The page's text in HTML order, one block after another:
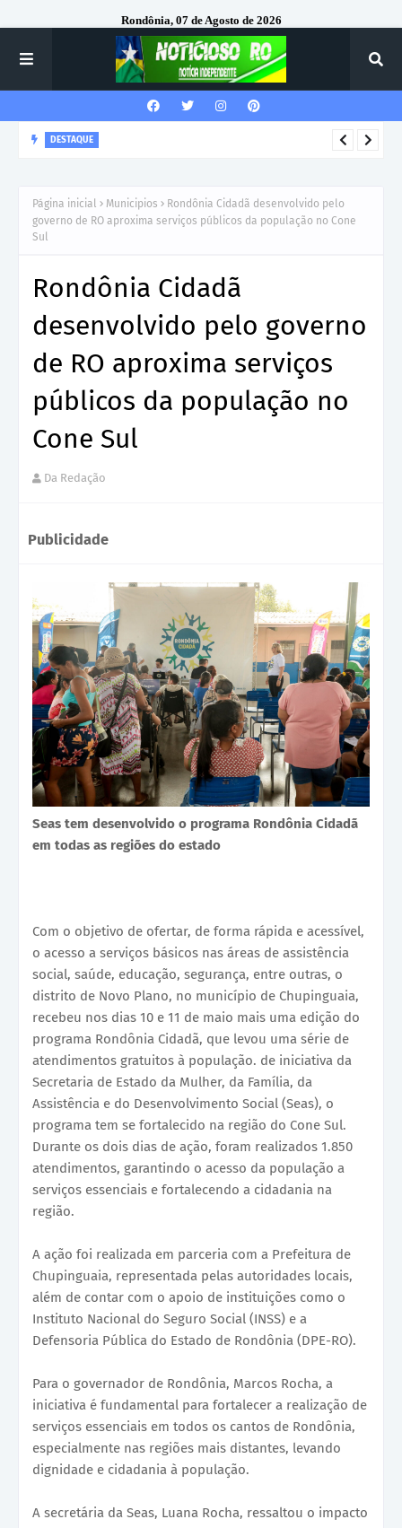
Rondônia, 07 de Agosto de 2026
DESTAQUE
Página inicial Municipios
Rondônia Cidadã desenvolvido pelo
governo de RO aproxima serviços públicos da população no Cone
Sul
Rondônia Cidadã
desenvolvido pelo governo
de RO aproxima serviços
públicos da população no
Cone Sul
Da Redação
Publicidade
Seas tem desenvolvido o programa Rondônia Cidadã
em todas as regiões do estado
Com o objetivo de ofertar, de forma rápida e acessível,
o acesso a serviços básicos nas áreas de assistência
social, saúde, educação, segurança, entre outras, o
distrito de Novo Plano, no município de Chupinguaia,
recebeu nos dias 10 e 11 de maio mais uma edição do
programa Rondônia Cidadã, que levou uma série de
atendimentos gratuitos à população. de iniciativa da
Secretaria de Estado da Mulher, da Família, da
Assistência e do Desenvolvimento Social (Seas), o
programa tem se fortalecido na região do Cone Sul.
Durante os dois dias de ação, foram realizados 1.850
atendimentos, garantindo o acesso da população a
serviços essenciais e fortalecendo a cidadania na
região.
A ação foi realizada em parceria com a Prefeitura de
Chupinguaia, representada pelas autoridades locais,
além de contar com o apoio de instituições como o
Instituto Nacional do Seguro Social (INSS) e a
Defensoria Pública do Estado de Rondônia (DPE-RO).
Para o governador de Rondônia, Marcos Rocha, a
iniciativa é fundamental para fortalecer a realização de
serviços essenciais em todos os cantos de Rondônia,
especialmente nas regiões mais distantes, levando
dignidade e cidadania à população.
A secretária da Seas, Luana Rocha, ressaltou o impacto